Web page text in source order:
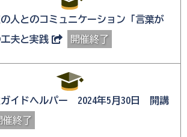
人とのコミュニケーション「言葉が
夫と実践 開催終了
ガイドヘルパー 2024年5月30日 開講
催終了